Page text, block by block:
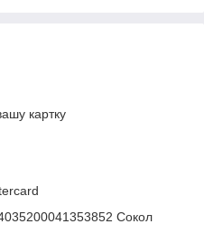
картку
Сокол